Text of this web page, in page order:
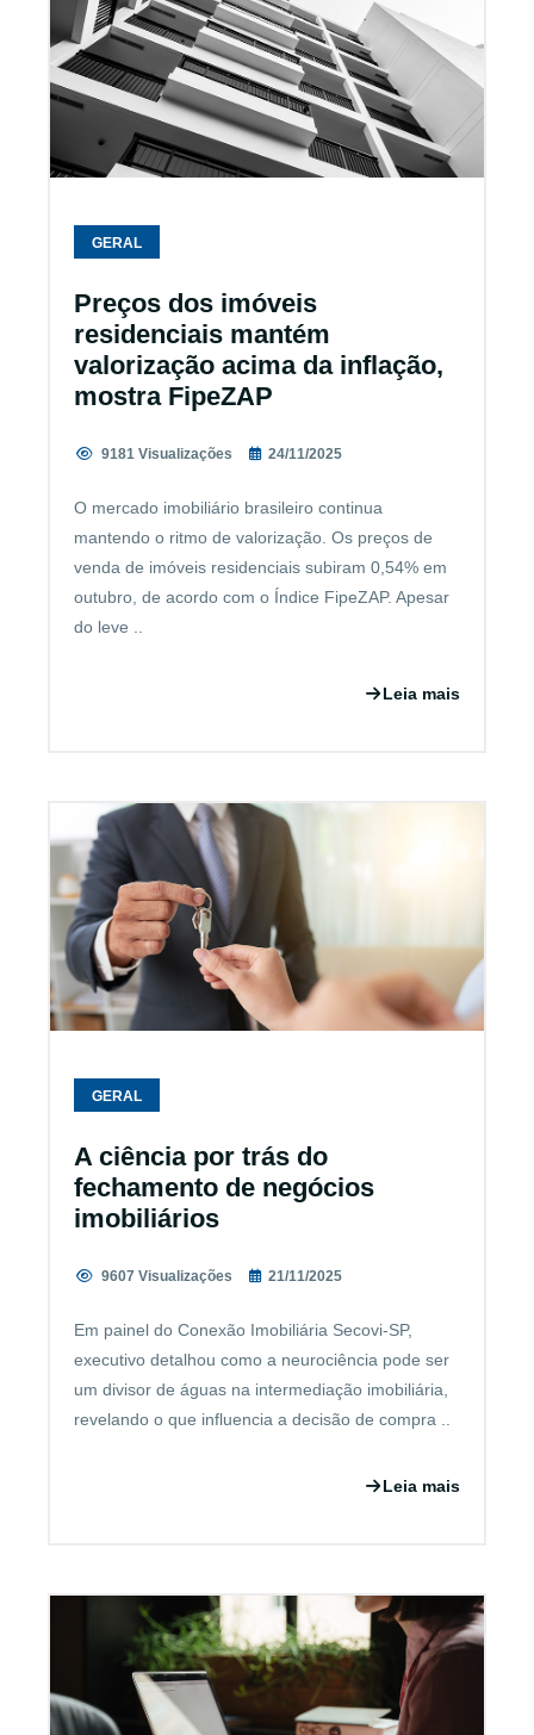
GERAL
Preços dos imóveis
residenciais mantém
valorização acima da inflação,
mostra FipeZAP
9181 Visualizações 24/11/2025
O mercado imobiliário brasileiro continua
mantendo o ritmo de valorização. Os preços de
venda de imóveis residenciais subiram 0,54% em
outubro, de acordo com o Índice FipeZAP. Apesar
do leve ..
Leia mais
GERAL
A ciência por trás do
fechamento de negócios
imobiliários
9607 Visualizações 21/11/2025
Em painel do Conexão Imobiliária Secovi-SP,
executivo detalhou como a neurociência pode ser
um divisor de águas na intermediação imobiliária,
revelando o que influencia a decisão de compra ..
Leia mais